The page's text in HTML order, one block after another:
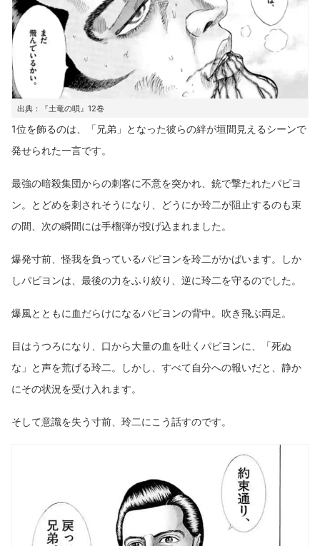
出典：『土竜の唄』12巻
1位を飾るのは、「兄弟」となった彼らの絆が垣間見えるシーンで
発せられた一言です。
最強の暗殺集団からの刺客に不意を突かれ、銃で撃たれたパピヨ
ン。とどめを刺されそうになり、どうにか玲二が阻止するのも束
の間、次の瞬間には手榴弾が投げ込まれました。
爆発寸前、怪我を負っているパピヨンを玲二がかばいます。しか
しパピヨンは、最後の力をふり絞り、逆に玲二を守るのでした。
爆風とともに血だらけになるパピヨンの背中。吹き飛ぶ両足。
目はうつろになり、口から大量の血を吐くパピヨンに、「死ぬ
な」と声を荒げる玲二。しかし、すべて自分への報いだと、静か
にその状況を受け入れます。
そして意識を失う寸前、玲二にこう話すのです。